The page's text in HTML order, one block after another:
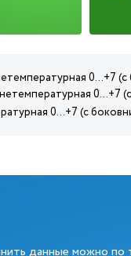
0...+7
0...+7
0...+7 (с
данные можно по